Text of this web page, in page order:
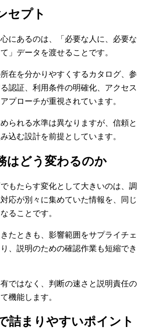
セプト
にあるのは、「必要な人に、必要な
」データを渡せることです。
在を分かりやすくするカタログ、参
認証、利用条件の明確化、アクセス
プローチが重視されています。
られる水準は異なりますが、信頼と
込む設計を前提としています。
はどう変わるのか
もたらす変化として大きいのは、調
応が別々に集めていた情報を、同じ
ることです。
たときも、影響範囲をサプライチェ
、説明のための確認作業も短縮でき
ではなく、判断の速さと説明責任の
機能します。
詰まりやすいポイント